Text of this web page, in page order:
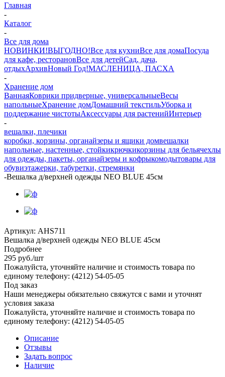
Главная
-
Каталог
-
Все для дома
НОВИНКИ!ВЫГОДНО!Все для кухниВсе для домаПосуда
для кафе, ресторановВсе для детейСад, дача,
отдыхАрхивНовый Год!МАСЛЕНИЦА, ПАСХА
-
Хранение дом
ВаннаяКоврики придверные, универсальныеВесы
напольныеХранение домДомашний текстильУборка и
поддержание чистотыАксессуары для растенийИнтерьер
-
вешалки, плечики
коробки, корзины, органайзеры и ящики домвешалки
напольные, настенные, стойкикрючкикорзины для бельячехлы
для одежды, пакеты, органайзеры и кофрыкомодытовары для
обувиэтажерки, табуретки, стремянки
-Вешалка д/верхней одежды NEO BLUE 45см
Артикул: AHS711
Вешалка д/верхней одежды NEO BLUE 45см
Подробнее
295 руб./шт
Пожалуйста, уточняйте наличие и стоимость товара по
единому телефону: (4212) 54-05-05
Под заказ
Наши менеджеры обязательно свяжутся с вами и уточнят
условия заказа
Пожалуйста, уточняйте наличие и стоимость товара по
единому телефону: (4212) 54-05-05
Описание
Отзывы
Задать вопрос
Наличие